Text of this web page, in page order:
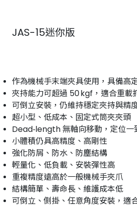
JAS-15迷你版
作為機械手末端夾具使用，具備高
夾持能力可超過 50 kgf，適合重載
可倒立安裝，仍維持穩定夾持與精
超小型、低成本、固定式筒夾夾頭
Dead‑length 無軸向移動，定位一
小體積仍具高精度、高剛性
強化防屑、防水、防塵結構
輕量化、低負載、安裝彈性高
重複精度遠高於一般機械手夾爪
結構簡單、壽命長、維護成本低
可倒立、側掛、任意角度安裝，適